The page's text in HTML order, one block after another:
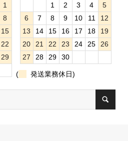
1
8
15
22
29
1
2 3 4
5
6
7 8 9 10 11
12
13
14 15 16 17 18
19
20
21 22 23 24 25
26
27
28 29 30
( 発送業務休日)